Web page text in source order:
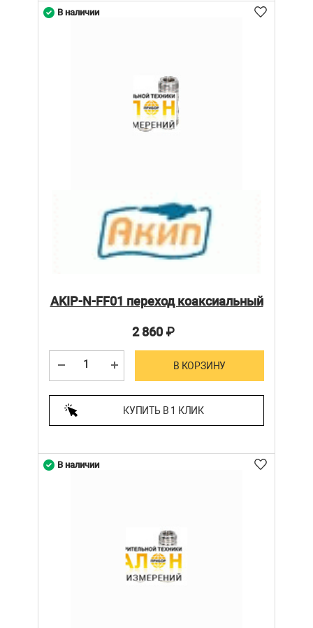
AKIP-N-FF01 переход коаксиальный
2 860₽
В КОРЗИНУ
КУПИТЬ В 1 КЛИК
В наличии
В наличии